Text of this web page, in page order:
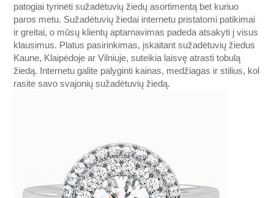
patogiai tyrinėti sužadėtuvių žiedų asortimentą bet kuriuo
paros metu. Sužadėtuvių žiedai internetu pristatomi patikimai
ir greitai, o mūsų klientų aptarnavimas padeda atsakyti į visus
klausimus. Platus pasirinkimas, įskaitant sužadėtuvių žiedus
Kaune, Klaipėdoje ar Vilniuje, suteikia laisvę atrasti tobulą
žiedą. Internetu galite palyginti kainas, medžiagas ir stilius, kol
rasite savo svajonių sužadėtuvių žiedą.